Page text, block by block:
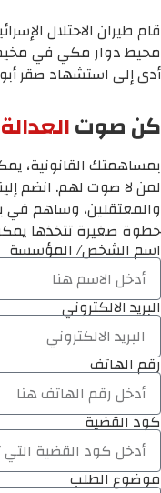
قام طيران الاحتلال
محيط دوار مكي في مخيم
أدى إلى استشهاد صقر
كن صوتالعدالة
بمساهمتك القانونية،
لمن لا صوت لهم. انضم
والمعتقلين، وساهم في
خطوة صغيرة تتخذها
اسم الشخص/ المؤسسة
البريد الالكتروني
رقم الهاتف
كود القضية
موضوع الطلب